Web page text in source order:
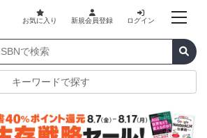
お気に入り 新規会員登録 ログイン
キーワードで探す